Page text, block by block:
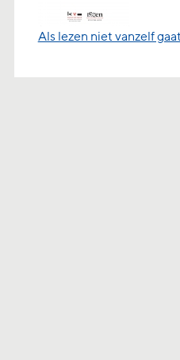
Als lezen niet vanzelf